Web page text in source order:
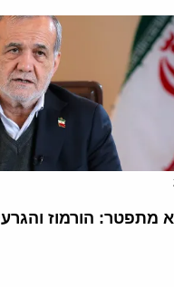
מתפטר: הורמוז